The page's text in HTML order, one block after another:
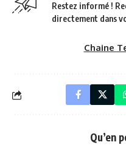
Restez informé !
directement dans
Chaine
Qu’en